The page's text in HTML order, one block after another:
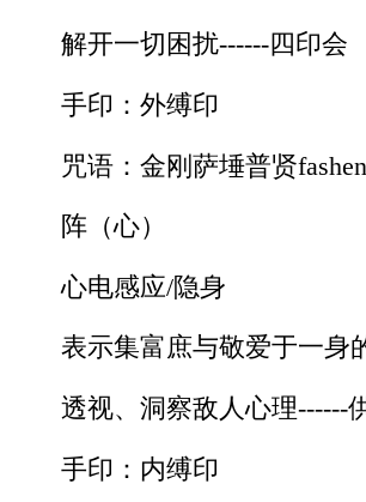
解开一切困扰------四印会
手印：外缚印
咒语：金刚萨埵普贤
阵（心）
心电感应/隐身
表示集富庶与敬爱于一身
透视、洞察敌人心理------
手印：内缚印